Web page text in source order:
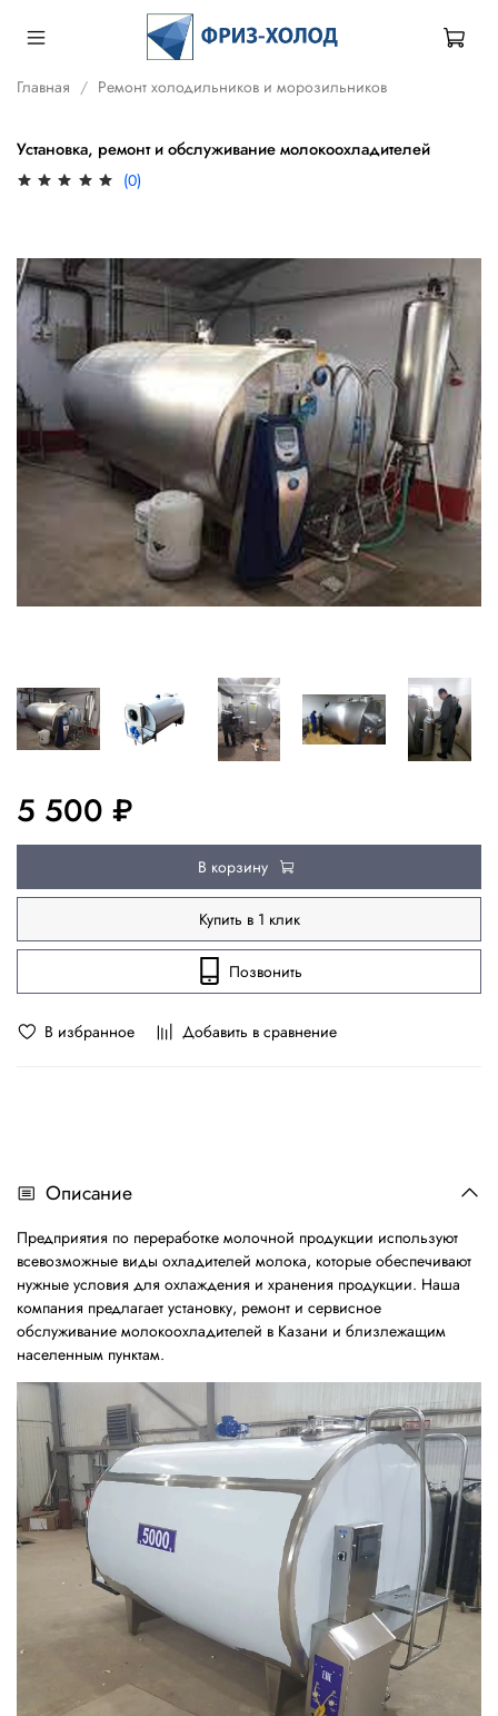
Главная Ремонт холодильников и морозильников
Установка, ремонт и обслуживание молокоохладителей
(0)
В избранное Добавить в сравнение
5 500 ₽
В корзину
Купить в 1 клик
Позвонить
Описание
Предприятия по переработке молочной продукции используют
всевозможные виды охладителей молока, которые обеспечивают
нужные условия для охлаждения и хранения продукции. Наша
компания предлагает установку, ремонт и сервисное
обслуживание молокоохладителей в Казани и близлежащим
населенным пунктам.